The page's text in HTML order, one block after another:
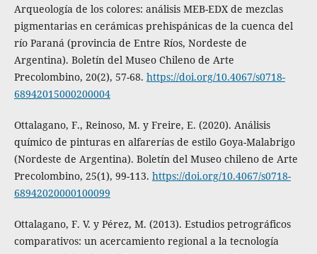
Arqueología de los colores: análisis MEB-EDX de mezclas
pigmentarias en cerámicas prehispánicas de la cuenca del
río Paraná (provincia de Entre Ríos, Nordeste de
Argentina). Boletín del Museo Chileno de Arte
Precolombino, 20(2), 57-68. https://doi.org/10.4067/s0718-
68942015000200004
Ottalagano, F., Reinoso, M. y Freire, E. (2020). Análisis
químico de pinturas en alfarerías de estilo Goya-Malabrigo
(Nordeste de Argentina). Boletín del Museo chileno de Arte
Precolombino, 25(1), 99-113. https://doi.org/10.4067/s0718-
68942020000100099
Ottalagano, F. V. y Pérez, M. (2013). Estudios petrográficos
comparativos: un acercamiento regional a la tecnología